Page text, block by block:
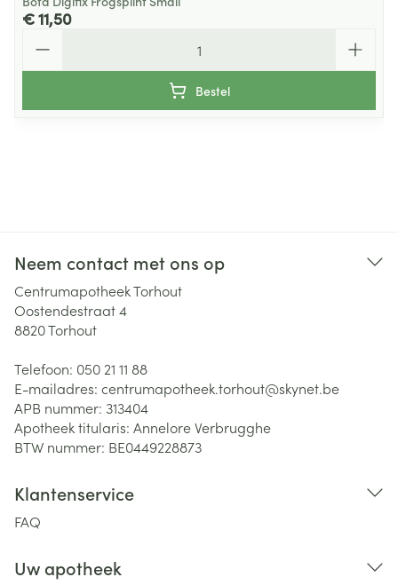
€ 11,50
Bestel
Neem contact met ons op
Centrumapotheek Torhout
Oostendestraat 4
8820Torhout
Telefoon: 050 21 11 88
E-mailadres: centrumapotheek.torhout@skynet.be
APB nummer: 313404
Apotheek titularis: Annelore Verbrugghe
BTW nummer: BE0449228873
Klantenservice
FAQ
Uw apotheek